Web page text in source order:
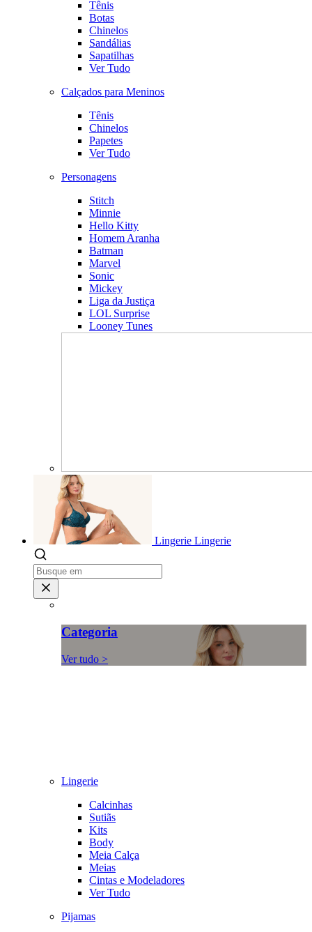
Tênis
Botas
Chinelos
Sandálias
Sapatilhas
Ver Tudo
Calçados para Meninos
Tênis
Chinelos
Papetes
Ver Tudo
Personagens
Stitch
Minnie
Hello Kitty
Homem Aranha
Batman
Marvel
Sonic
Mickey
Liga da Justiça
LOL Surprise
Looney Tunes
Lingerie Lingerie
Categoria
Ver tudo >
Lingerie
Calcinhas
Sutiãs
Kits
Body
Meia Calça
Meias
Cintas e Modeladores
Ver Tudo
Pijamas